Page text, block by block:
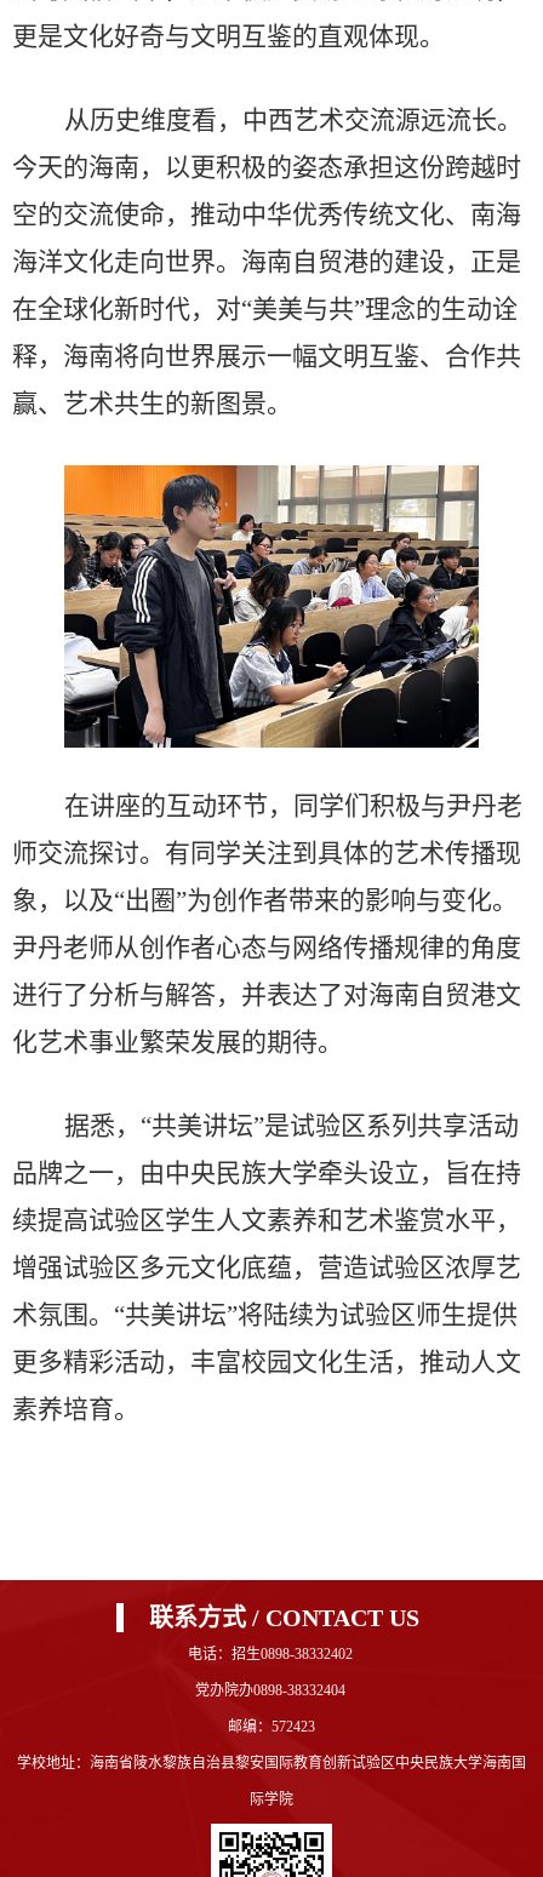
更是文化好奇与文明互鉴的直观体现。
从历史维度看，中西艺术交流源远流长。
今天的海南，以更积极的姿态承担这份跨越时
空的交流使命，推动中华优秀传统文化、南海
海洋文化走向世界。海南自贸港的建设，正是
在全球化新时代，对“美美与共”理念的生动诠
释，海南将向世界展示一幅文明互鉴、合作共
赢、艺术共生的新图景。
在讲座的互动环节，同学们积极与尹丹老
师交流探讨。有同学关注到具体的艺术传播现
象，以及“出圈”为创作者带来的影响与变化。
尹丹老师从创作者心态与网络传播规律的角度
进行了分析与解答，并表达了对海南自贸港文
化艺术事业繁荣发展的期待。
据悉， “共美讲坛”是试验区系列共享活动
品牌之一，由中央民族大学牵头设立，旨在持
续提高试验区学生人文素养和艺术鉴赏水平，
增强试验区多元文化底蕴，营造试验区浓厚艺
术氛围。“共美讲坛”将陆续为试验区师生提供
更多精彩活动，丰富校园文化生活，推动人文
素养培育。
联系方式 / CONTACT US
电话：招生0898-38332402
党办院办0898-38332404
邮编：572423
学校地址：海南省陵水黎族自治县黎安国际教育创新试验区中央民族大学海南国
际学院